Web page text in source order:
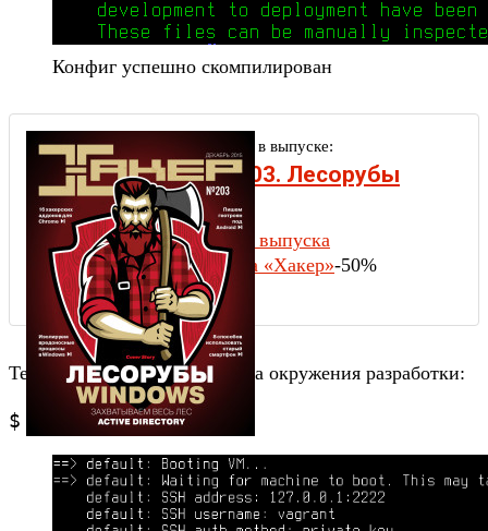
Конфиг успешно скомпилирован
Другие статьи в выпуске:
Xakep #203. Лесорубы
Windows
Содержание выпуска
Подписка на «Хакер»-50%
Теперь все готово для запуска окружения разработки:
$ otto dev